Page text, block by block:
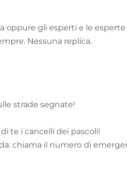
oppure gli esperti e le
Nessuna replica.
strade segnate!
te i cancelli dei pascoli!
chiama il numero di